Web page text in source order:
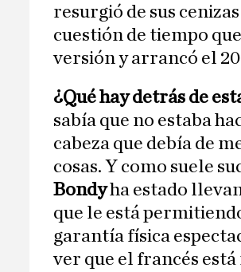
resurgió de sus
cuestión de tiempo
versión y arrancó el
¿Qué hay detrás de
sabía que no estaba
cabeza que debía de
cosas. Y como suele
Bondyha estado
que le está
garantía física
ver que el francés